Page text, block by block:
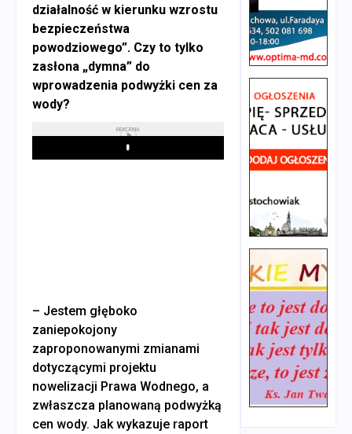
działalność w kierunku wzrostu
bezpieczeństwa
powodziowego”. Czy to tylko
zasłona „dymna” do
wprowadzenia podwyżki cen za
wody?
REKLAMA
Play
– Jestem głęboko
zaniepokojony
zaproponowanymi zmianami
dotyczącymi projektu
nowelizacji Prawa Wodnego, a
zwłaszcza planowaną podwyżką
cen wody. Jak wykazuje raport